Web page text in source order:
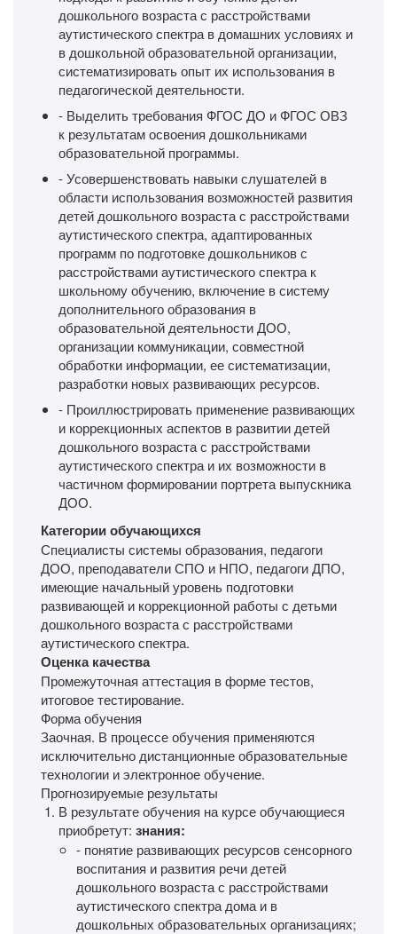
дошкольного возраста с расстройствами
аутистического спектра в домашних условиях и
в дошкольной образовательной организации,
систематизировать опыт их использования в
педагогической деятельности.
- Выделить требования ФГОС ДО и ФГОС ОВЗ
к результатам освоения дошкольниками
образовательной программы.
- Усовершенствовать навыки слушателей в
области использования возможностей развития
детей дошкольного возраста с расстройствами
аутистического спектра, адаптированных
программ по подготовке дошкольников с
расстройствами аутистического спектра к
школьному обучению, включение в систему
дополнительного образования в
образовательной деятельности ДОО,
организации коммуникации, совместной
обработки информации, ее систематизации,
разработки новых развивающих ресурсов.
- Проиллюстрировать применение развивающих
и коррекционных аспектов в развитии детей
дошкольного возраста с расстройствами
аутистического спектра и их возможности в
частичном формировании портрета выпускника
ДОО.
Категории обучающихся
Специалисты системы образования, педагоги
ДОО, преподаватели СПО и НПО, педагоги ДПО,
имеющие начальный уровень подготовки
развивающей и коррекционной работы с детьми
дошкольного возраста с расстройствами
аутистического спектра.
Оценка качества
Промежуточная аттестация в форме тестов,
итоговое тестирование.
Форма обучения
Заочная. В процессе обучения применяются
исключительно дистанционные образовательные
технологии и электронное обучение.
Прогнозируемые результаты
В результате обучения на курсе обучающиеся
приобретут: знания:
- понятие развивающих ресурсов сенсорного
воспитания и развития речи детей
дошкольного возраста с расстройствами
аутистического спектра дома и в
дошкольных образовательных организациях;